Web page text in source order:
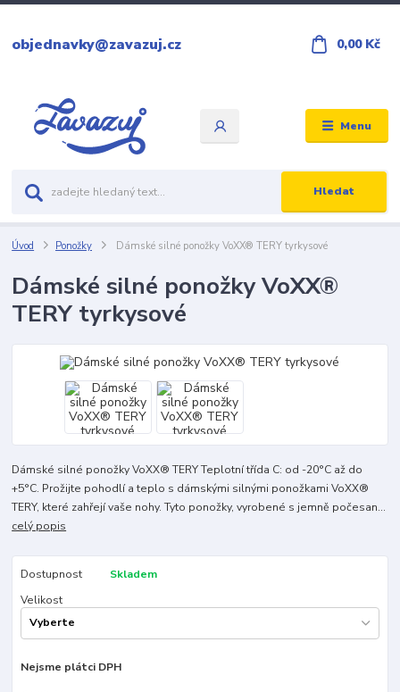
Menu
Hledat
objednavky@zavazuj.cz 0,00 Kč
Úvod Ponožky Dámské silné ponožky VoXX® TERY tyrkysové
Dámské silné ponožky VoXX®
TERY tyrkysové
Dámské silné ponožky VoXX® TERY Teplotní třída C: od -20°C až do
+5°C. Prožijte pohodlí a teplo s dámskými silnými ponožkami VoXX®
TERY, které zahřejí vaše nohy. Tyto ponožky, vyrobené s jemně počesan...
celý popis
Dostupnost
Skladem
Velikost
Nejsme plátci DPH